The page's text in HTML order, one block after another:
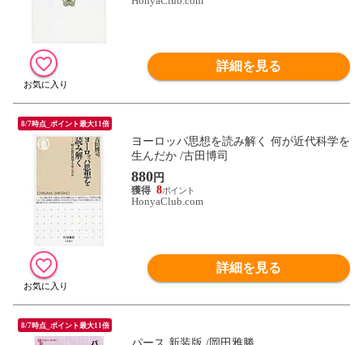
詳細を見る
8/7時点_ポイント最大11倍
ヨーロッパ思想を読み解く 何が近代科学を
生んだか /古田博司
880円
8
HonyaClub.com
詳細を見る
8/7時点_ポイント最大11倍